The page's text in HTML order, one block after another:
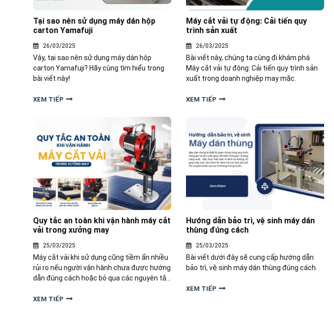
Tại sao nên sử dụng máy dán hộp
carton Yamafuji
26/03/2025
Vậy, tại sao nên sử dụng máy dán hộp
carton Yamafuji? Hãy cùng tìm hiểu trong
bài viết này!
XEM TIẾP
Máy cắt vải tự động: Cải tiến quy
trình sản xuất
26/03/2025
Bài viết này, chúng ta cùng đi khám phá
Máy cắt vải tự động: Cải tiến quy trình sản
xuất trong doanh nghiệp may mặc.
XEM TIẾP
Quy tắc an toàn khi vận hành máy cắt
vải trong xưởng may
25/03/2025
Máy cắt vải khi sử dụng cũng tiềm ẩn nhiều
rủi ro nếu người vận hành chưa được hướng
dẫn đúng cách hoặc bỏ qua các nguyên tắc
chia sẻ những quy tắc an toàn khi vận hành
XEM TIẾP
Hướng dẫn bảo trì, vệ sinh máy dán
thùng đúng cách
25/03/2025
Bài viết dưới đây sẽ cung cấp hướng dẫn
bảo trì, vệ sinh máy dán thùng đúng cách.
XEM TIẾP